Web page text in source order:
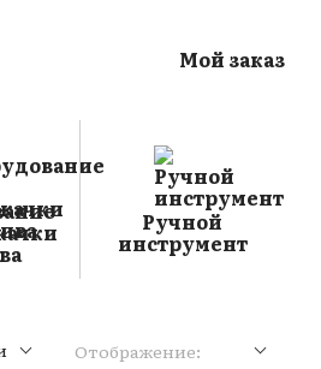
Мой заказ
Ручной
инструмент
Отображение: